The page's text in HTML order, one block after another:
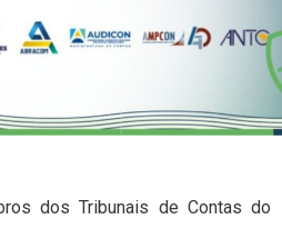
dos Tribunais de Contas do